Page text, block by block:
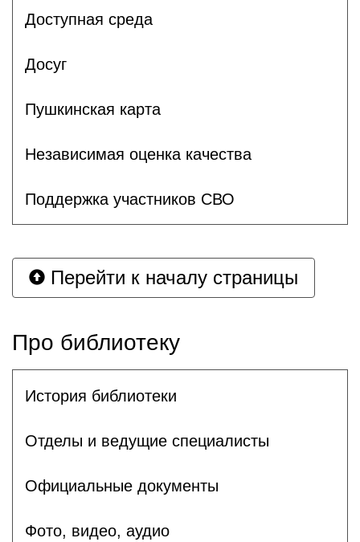
Доступная среда
Досуг
Пушкинская карта
Независимая оценка качества
Поддержка участников СВО
Перейти к началу страницы
Про библиотеку
История библиотеки
Отделы и ведущие специалисты
Официальные документы
Фото, видео, аудио